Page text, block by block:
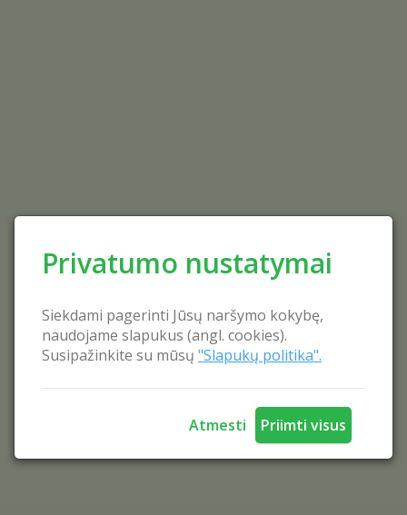
Privatumo nustatymai
Siekdami pagerinti Jūsų naršymo kokybę,
naudojame slapukus (angl. cookies).
Susipažinkite su mūsų "Slapukų politika".
Atmesti Priimti visus